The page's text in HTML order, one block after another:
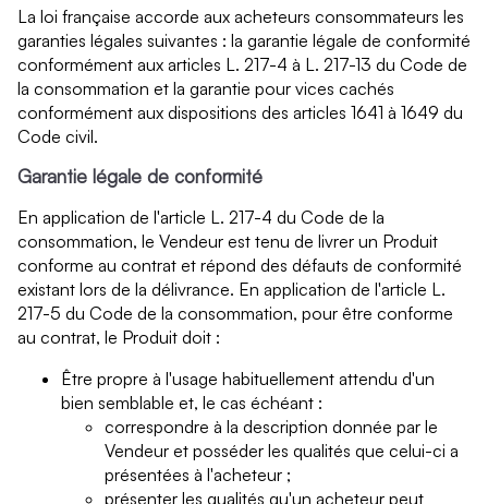
La loi française accorde aux acheteurs consommateurs les
garanties légales suivantes : la garantie légale de conformité
conformément aux articles L. 217-4 à L. 217-13 du Code de
la consommation et la garantie pour vices cachés
conformément aux dispositions des articles 1641 à 1649 du
Code civil.
Garantie légale de conformité
En application de l'article L. 217-4 du Code de la
consommation, le Vendeur est tenu de livrer un Produit
conforme au contrat et répond des défauts de conformité
existant lors de la délivrance. En application de l'article L.
217-5 du Code de la consommation, pour être conforme
au contrat, le Produit doit :
Être propre à l'usage habituellement attendu d'un
bien semblable et, le cas échéant :
correspondre à la description donnée par le
Vendeur et posséder les qualités que celui-ci a
présentées à l'acheteur ;
présenter les qualités qu'un acheteur peut